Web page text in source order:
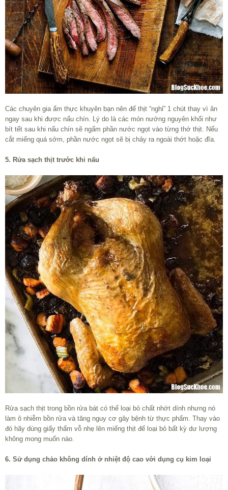
Các chuyên gia ẩm thực khuyên bạn nên để thịt “nghỉ” 1 chút thay vì ăn
ngay sau khi được nấu chín. Lý do là các món nướng nguyên khối như
bít tết sau khi nấu chín sẽ ngấm phần nước ngọt vào từng thớ thịt. Nếu
cắt miếng quá sớm, phần nước ngọt sẽ bị chảy ra ngoài thớt hoặc đĩa.
5. Rửa sạch thịt trước khi nấu
Rửa sạch thịt trong bồn rửa bát có thể loại bỏ chất nhớt dính nhưng nó
làm ô nhiễm bồn rửa và tăng nguy cơ gây bệnh từ thực phẩm. Thay vào
đó hãy dùng giấy thấm vỗ nhẹ lên miếng thịt để loại bỏ bất kỳ dư lượng
không mong muốn nào.
6. Sử dụng chảo không dính ở nhiệt độ cao với dụng cụ kim loại